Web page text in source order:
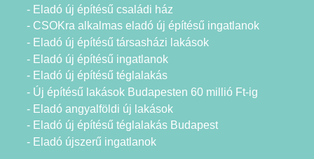
- Eladó új építésű családi ház
- CSOKra alkalmas eladó új építésű ingatlanok
- Eladó új építésű társasházi lakások
- Eladó új építésű ingatlanok
- Eladó új építésű téglalakás
- Új építésű lakások Budapesten 60 millió Ft-ig
- Eladó angyalföldi új lakások
- Eladó új építésű téglalakás Budapest
- Eladó újszerű ingatlanok